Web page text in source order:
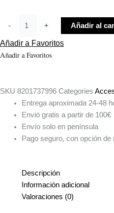
- + Añadir al
Añadir a Favoritos
Añadir a Favoritos
SKU 8201737996 Categories
Entrega aproximada 24-48
Envió gratis a partir de 100€
Envío solo en península
Pago seguro, con opción de
Descripción
Información adicional
Valoraciones (0)